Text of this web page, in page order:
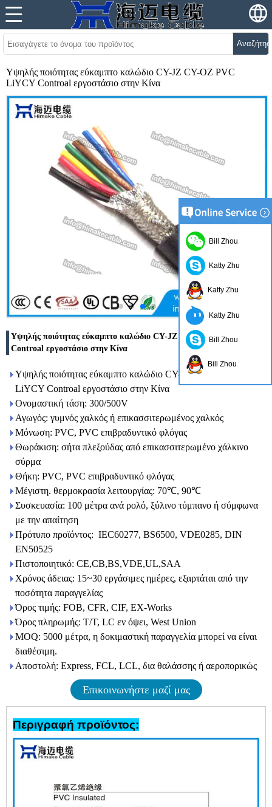
Υψηλής ποιότητας εύκαμπτο καλώδιο CY-JZ CY-OZ PVC
LiYCY Controal εργοστάσιο στην Κίνα
Υψηλής ποιότητας εύκαμπτο καλώδιο CY-JZ CY-OZ PVC LiYCY
Controal εργοστάσιο στην Κίνα
Υψηλής ποιότητας εύκαμπτο καλώδιο CY-JZ CY-OZ PVC
LiYCY Controal εργοστάσιο στην Κίνα
Ονομαστική τάση: 300/500V
Αγωγός: γυμνός χαλκός ή επικασσιτερωμένος χαλκός
Μόνωση: PVC, PVC επιβραδυντικό φλόγας
Θωράκιση: σήτα πλεξούδας από επικασσιτερωμένο χάλκινο
σύρμα
Θήκη: PVC, PVC επιβραδυντικό φλόγας
Μέγιστη. θερμοκρασία λειτουργίας: 70℃, 90℃
Συσκευασία: 100 μέτρα ανά ρολό, ξύλινο τύμπανο ή σύμφωνα
με την απαίτηση
Πρότυπο προϊόντος: IEC60277, BS6500, VDE0285, DIN
EN50525
Πιστοποιητικό: CE,CB,BS,VDE,UL,SAA
Χρόνος άδειας: 15~30 εργάσιμες ημέρες, εξαρτάται από την
ποσότητα παραγγελίας
Όρος τιμής: FOB, CFR, CIF, EX-Works
Όρος πληρωμής: T/T, LC εν όψει, West Union
MOQ: 5000 μέτρα, η δοκιμαστική παραγγελία μπορεί να είναι
διαθέσιμη.
Αποστολή: Express, FCL, LCL, δια θαλάσσης ή αεροπορικώς
Επικοινωνήστε μαζί μας
Περιγραφή προϊόντος:
Bill Zhou
Katty Zhu
Katty Zhu
Katty Zhu
Bill Zhou
Bill Zhou